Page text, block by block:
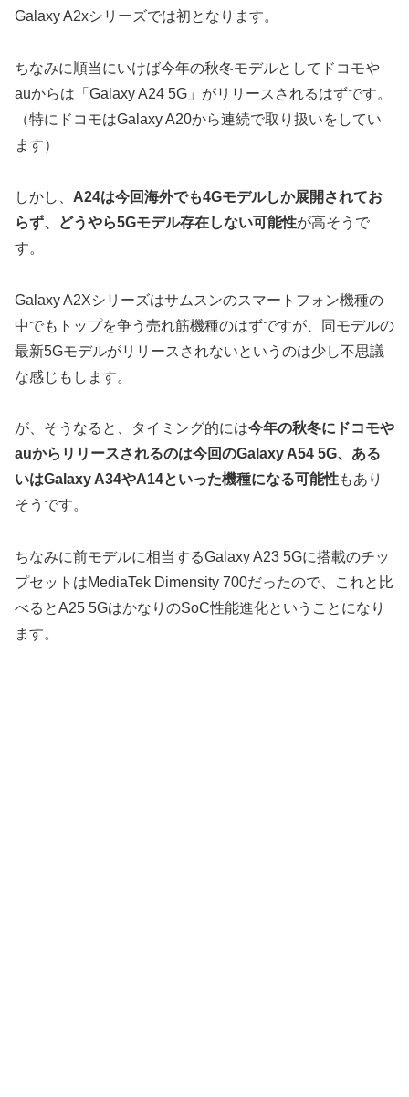
Galaxy A2xシリーズでは初となります。
ちなみに順当にいけば今年の秋冬モデルとしてドコモや
auからは「Galaxy A24 5G」がリリースされるはずです。
（特にドコモはGalaxy A20から連続で取り扱いをしてい
ます）
しかし、 A24は今回海外でも4Gモデルしか展開されてお
らず、どうやら5Gモデル存在しない可能性が高そうで
す。
Galaxy A2Xシリーズはサムスンのスマートフォン機種の
中でもトップを争う売れ筋機種のはずですが、同モデルの
最新5Gモデルがリリースされないというのは少し不思議
な感じもします。
が、そうなると、タイミング的には今年の秋冬にドコモや
auからリリースされるのは今回のGalaxy A54 5G、ある
いはGalaxy A34やA14といった機種になる可能性もあり
そうです。
ちなみに前モデルに相当するGalaxy A23 5Gに搭載のチッ
プセットはMediaTek Dimensity 700だったので、これと比
べるとA25 5GはかなりのSoC性能進化ということになり
ます。